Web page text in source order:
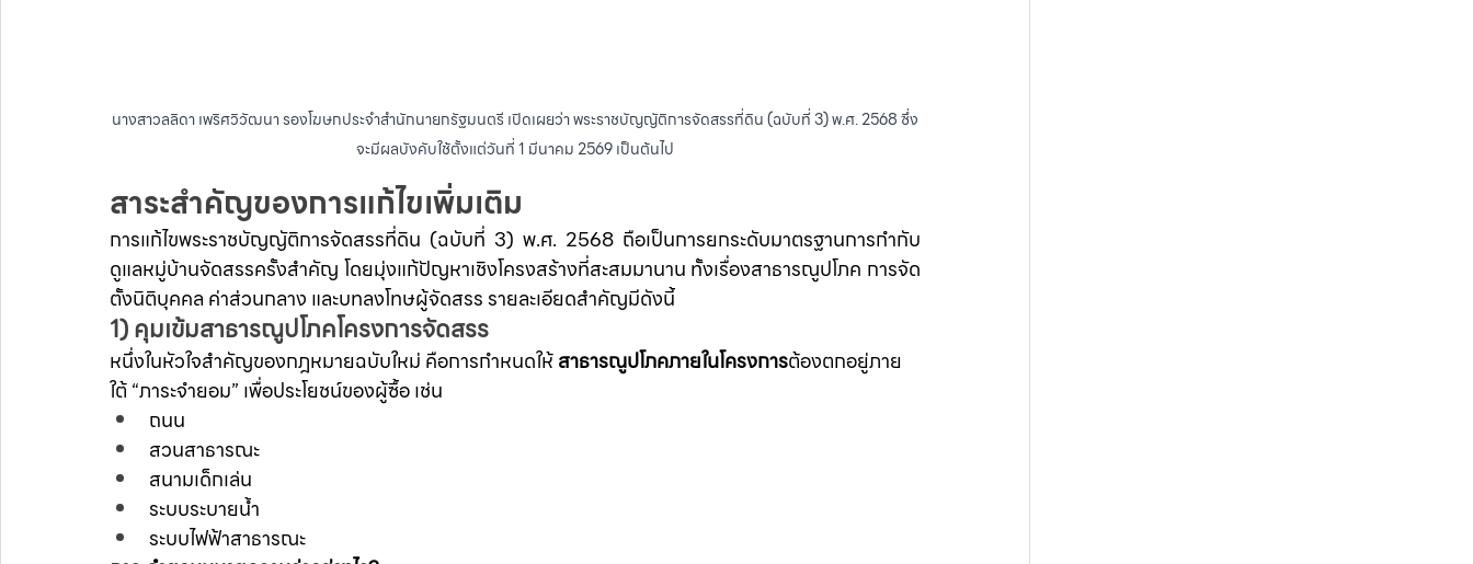
นางสาวลลิดา เพริศวิวัฒนา รองโฆษกประจำสำนักนายกรัฐมนตรี เปิดเผยว่า พระราชบัญญัติการจัดสรรที่ดิน (ฉบับที่ 3) พ.ศ. 2568 ซึ่ง
จะมีผลบังคับใช้ตั้งแต่วันที่ 1 มีนาคม 2569 เป็นต้นไป
สาระสำคัญของการแก้ไขเพิ่มเติม
การแก้ไขพระราชบัญญัติการจัดสรรที่ดิน (ฉบับที่ 3) พ.ศ. 2568 ถือเป็นการยกระดับมาตรฐานการกำกับ
ดูแลหมู่บ้านจัดสรรครั้งสำคัญ โดยมุ่งแก้ปัญหาเชิงโครงสร้างที่สะสมมานาน ทั้งเรื่องสาธารณูปโภค การจัด
ตั้งนิติบุคคล ค่าส่วนกลาง และบทลงโทษผู้จัดสรร รายละเอียดสำคัญมีดังนี้
1) คุมเข้มสาธารณูปโภคโครงการจัดสรร
หนึ่งในหัวใจสำคัญของกฎหมายฉบับใหม่ คือการกำหนดให้ สาธารณูปโภคภายในโครงการต้องตกอยู่ภาย
ใต้ “ภาระจำยอม” เพื่อประโยชน์ของผู้ซื้อ เช่น
ถนน
สวนสาธารณะ
สนามเด็กเล่น
ระบบระบายน้ำ
ระบบไฟฟ้าสาธารณะ